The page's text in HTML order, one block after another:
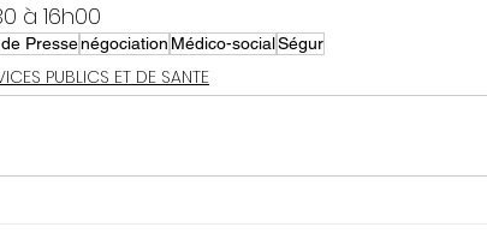
à 16h00
Pressenégociation Médico-socialSégur
PUBLICS ET DE SANTE